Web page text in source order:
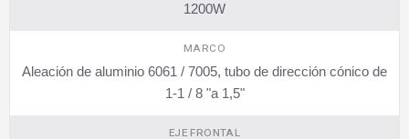
1200W
MARCO
Aleación de aluminio 6061 / 7005, tubo de dirección cónico de
1-1 / 8 "a 1,5"
EJE FRONTAL